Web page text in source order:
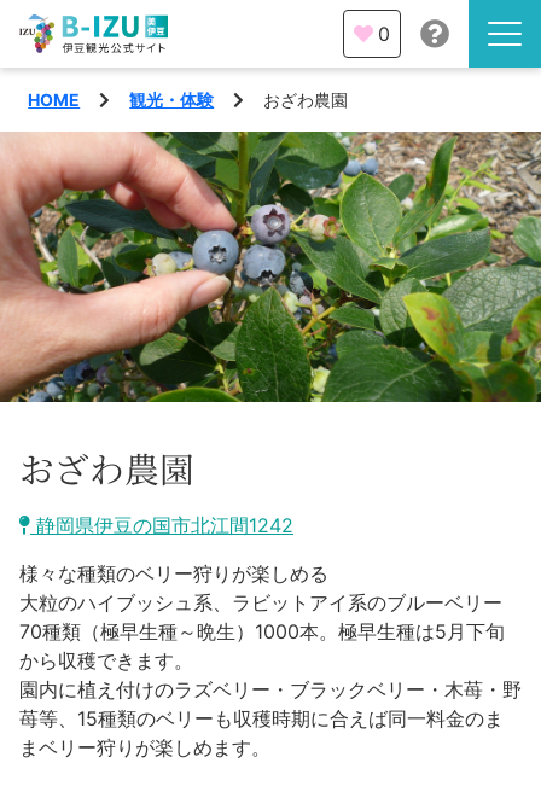
伊豆半島を知る
伊豆のみどころ
みる
あそぶ
あじわう
観光・体験
イベント
エリア
三島市
南伊豆町
函南町
旅の計画
モデルコース
宿泊・予約
旅程作成
AIルートプランナー
日本語
合同会社説明会
伊豆ワーケーション
0
HOME 観光・体験 おざわ農園
おざわ農園
静岡県伊豆の国市北江間1242
様々な種類のベリー狩りが楽しめる
大粒のハイブッシュ系、ラビットアイ系のブルーベリー
70種類（極早生種～晩生）1000本。極早生種は5月下旬
から収穫できます。
園内に植え付けのラズベリー・ブラックベリー・木苺・野
苺等、15種類のベリーも収穫時期に合えば同一料金のま
まベリー狩りが楽しめます。